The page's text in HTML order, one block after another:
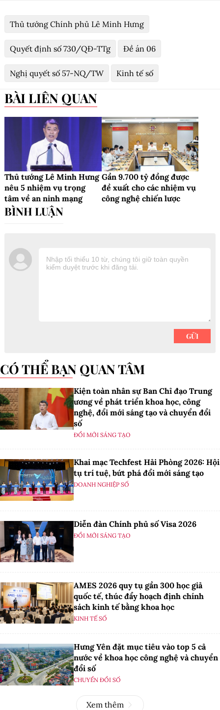
Thủ tướng Chính phủ Lê Minh Hưng
Quyết định số 730/QĐ-TTg Đề án 06
Nghị quyết số 57-NQ/TW Kinh tế số
BÀI LIÊN QUAN
Thủ tướng Lê Minh Hưng
nêu 5 nhiệm vụ trọng
tâm về an ninh mạng
Gần 9.700 tỷ đồng được
đề xuất cho các nhiệm vụ
công nghệ chiến lược
CÓ THỂ BẠN QUAN TÂM
Kiện toàn nhân sự Ban Chỉ đạo Trung
ương về phát triển khoa học, công
nghệ, đổi mới sáng tạo và chuyển đổi
số
ĐỔI MỚI SÁNG TẠO
Khai mạc Techfest Hải Phòng 2026: Hội
tụ trí tuệ, bứt phá đổi mới sáng tạo
DOANH NGHIỆP SỐ
Diễn đàn Chính phủ số Visa 2026
ĐỔI MỚI SÁNG TẠO
AMES 2026 quy tụ gần 300 học giả
quốc tế, thúc đẩy hoạch định chính
sách kinh tế bằng khoa học
KINH TẾ SỐ
Hưng Yên đặt mục tiêu vào top 5 cả
nước về khoa học công nghệ và chuyển
đổi số
CHUYỂN ĐỔI SỐ
Xem thêm